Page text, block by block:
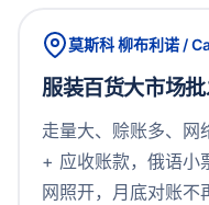
莫斯科 柳布利诺 /
服装百货大市场
走量大、赊账多、
+ 应收账款，俄语小
网照开，月底对账不